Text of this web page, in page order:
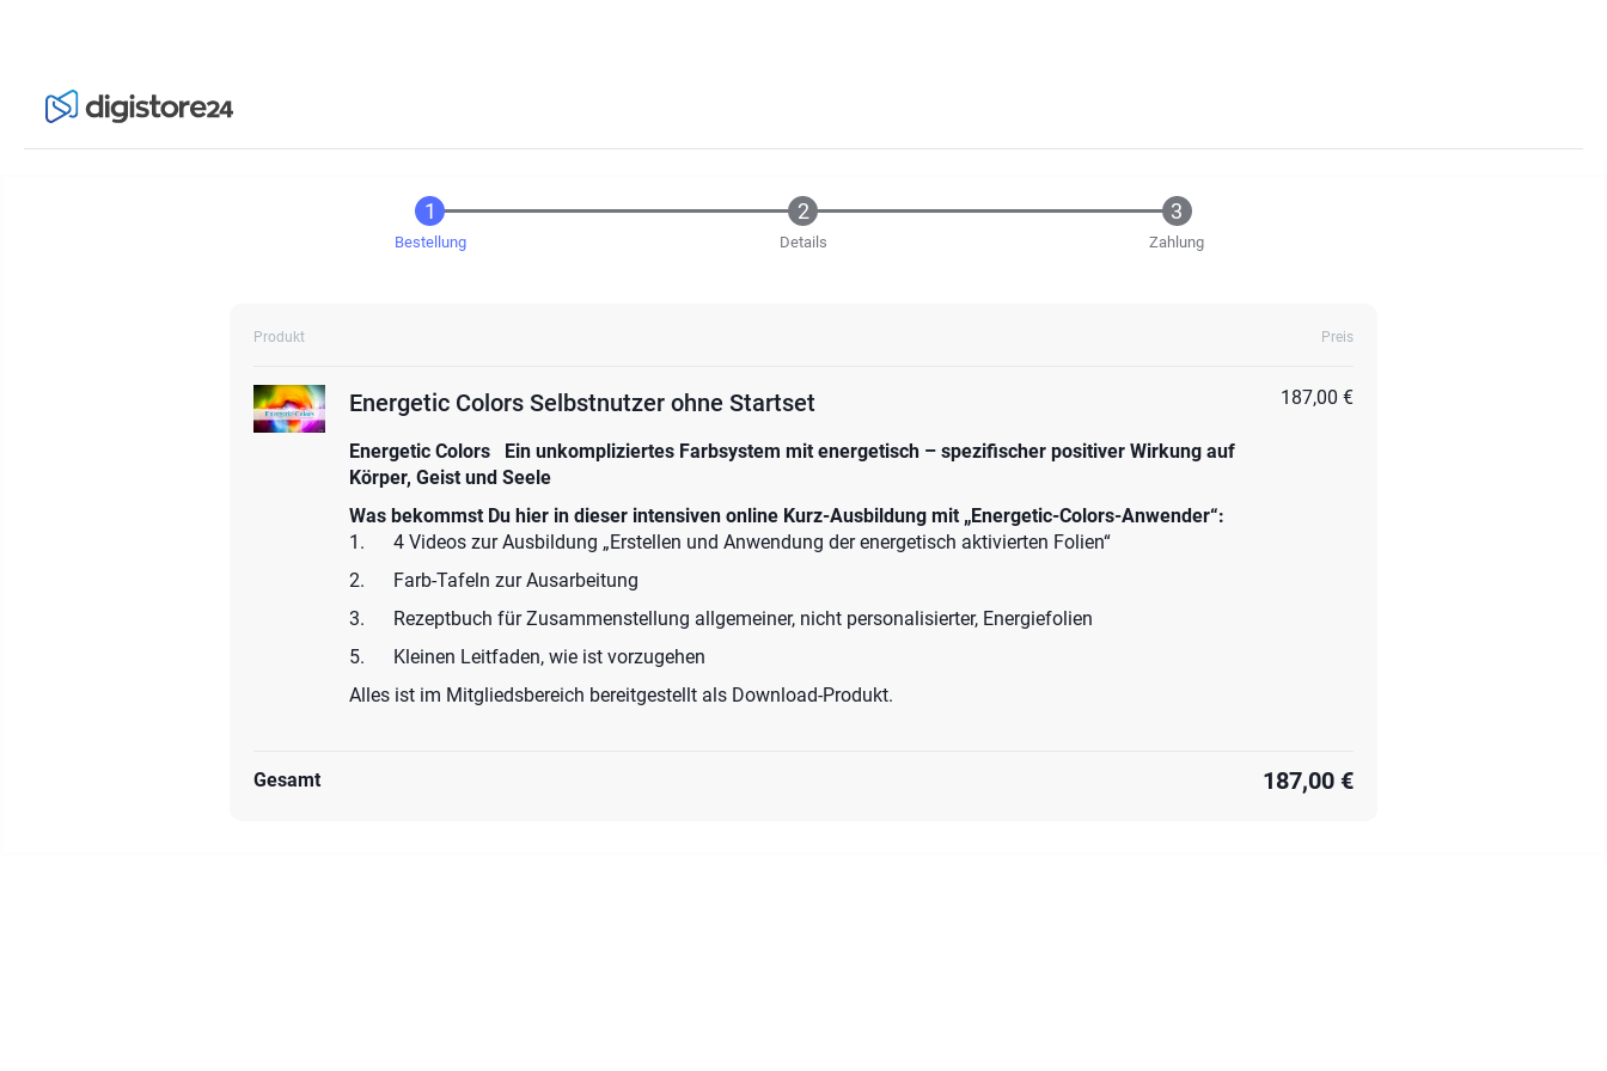
Bestellung Details Zahlung
Produkt Preis
Energetic Colors Selbstnutzer ohne Startset
Energetic Colors
Ein unkompliziertes Farbsystem mit energetisch – spezifischer positiver Wirkung auf
Körper, Geist und Seele
Was bekommst Du hier in dieser intensiven online Kurz-Ausbildung mit „Energetic-Colors-Anwender“:
1. 4 Videos zur Ausbildung „Erstellen und Anwendung der energetisch aktivierten Folien“
2. Farb-Tafeln zur Ausarbeitung
3. Rezeptbuch für Zusammenstellung allgemeiner, nicht personalisierter, Energiefolien
5. Kleinen Leitfaden, wie ist vorzugehen
Alles ist im Mitgliedsbereich bereitgestellt als Download-Produkt.
187,00 €
Gesamt 187,00 €